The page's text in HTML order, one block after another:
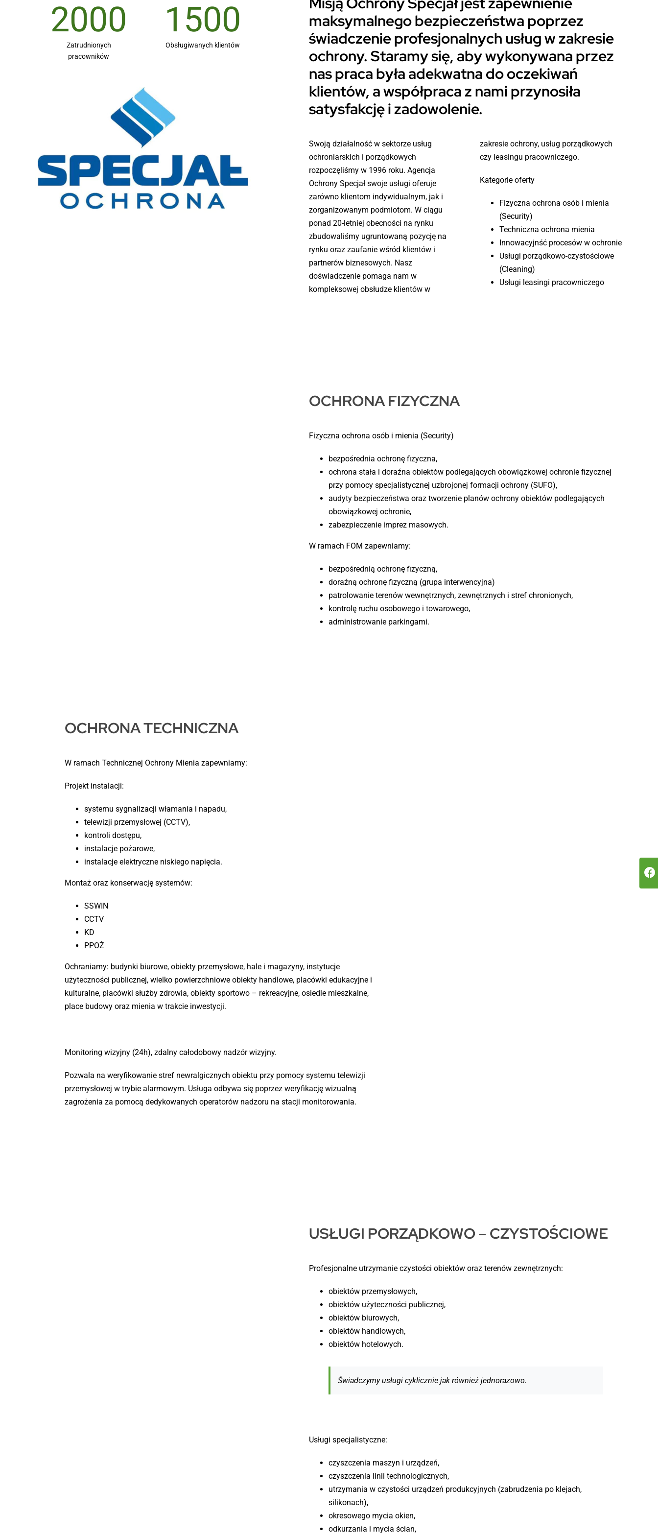
2000
Zatrudnionych
pracowników
1500
Obsługiwanych klientów
maksymalnego bezpieczeństwa poprzez
świadczenie profesjonalnych usług w zakresie
ochrony. Staramy się, aby wykonywana przez
nas praca była adekwatna do oczekiwań
klientów, a współpraca z nami przynosiła
satysfakcję i zadowolenie.
Swoją działalność w sektorze usług
ochroniarskich i porządkowych
rozpoczęliśmy w 1996 roku. Agencja
Ochrony Specjał swoje usługi oferuje
zarówno klientom indywidualnym, jak i
zorganizowanym podmiotom. W ciągu
ponad 20-letniej obecności na rynku
zbudowaliśmy ugruntowaną pozycję na
rynku oraz zaufanie wśród klientów i
partnerów biznesowych. Nasz
doświadczenie pomaga nam w
kompleksowej obsłudze klientów w
zakresie ochrony, usług porządkowych
czy leasingu pracowniczego.
Kategorie oferty
Fizyczna ochrona osób i mienia
(Security)
Techniczna ochrona mienia
Innowacyjnść procesów w ochronie
Usługi porządkowo-czystościowe
(Cleaning)
Usługi leasingi pracowniczego
OCHRONA FIZYCZNA
Fizyczna ochrona osób i mienia (Security)
bezpośrednia ochronę fizyczna,
ochrona stała i doraźna obiektów podlegających obowiązkowej ochronie fizycznej
przy pomocy specjalistycznej uzbrojonej formacji ochrony (SUFO),
audyty bezpieczeństwa oraz tworzenie planów ochrony obiektów podlegających
obowiązkowej ochronie,
zabezpieczenie imprez masowych.
W ramach FOM zapewniamy:
bezpośrednią ochronę fizyczną,
doraźną ochronę fizyczną (grupa interwencyjna)
patrolowanie terenów wewnętrznych, zewnętrznych i stref chronionych,
kontrolę ruchu osobowego i towarowego,
administrowanie parkingami.
OCHRONA TECHNICZNA
W ramach Technicznej Ochrony Mienia zapewniamy:
Projekt instalacji:
systemu sygnalizacji włamania i napadu,
telewizji przemysłowej (CCTV),
kontroli dostępu,
instalacje pożarowe,
instalacje elektryczne niskiego napięcia.
Montaż oraz konserwację systemów:
SSWIN
CCTV
KD
PPOŻ
Ochraniamy: budynki biurowe, obiekty przemysłowe, hale i magazyny, instytucje
użyteczności publicznej, wielko powierzchniowe obiekty handlowe, placówki edukacyjne i
kulturalne, placówki służby zdrowia, obiekty sportowo – rekreacyjne, osiedle mieszkalne,
place budowy oraz mienia w trakcie inwestycji.
Monitoring wizyjny (24h), zdalny całodobowy nadzór wizyjny.
Pozwala na weryfikowanie stref newralgicznych obiektu przy pomocy systemu telewizji
przemysłowej w trybie alarmowym. Usługa odbywa się poprzez weryfikację wizualną
zagrożenia za pomocą dedykowanych operatorów nadzoru na stacji monitorowania.
USŁUGI PORZĄDKOWO – CZYSTOŚCIOWE
Profesjonalne utrzymanie czystości obiektów oraz terenów zewnętrznych:
obiektów przemysłowych,
obiektów użyteczności publicznej,
obiektów biurowych,
obiektów handlowych,
obiektów hotelowych.
Świadczymy usługi cyklicznie jak również jednorazowo.
Usługi specjalistyczne:
czyszczenia maszyn i urządzeń,
czyszczenia linii technologicznych,
utrzymania w czystości urządzeń produkcyjnych (zabrudzenia po klejach,
silikonach),
okresowego mycia okien,
odkurzania i mycia ścian,